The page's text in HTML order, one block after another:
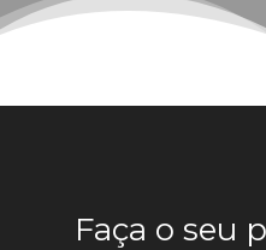
Faça o seu